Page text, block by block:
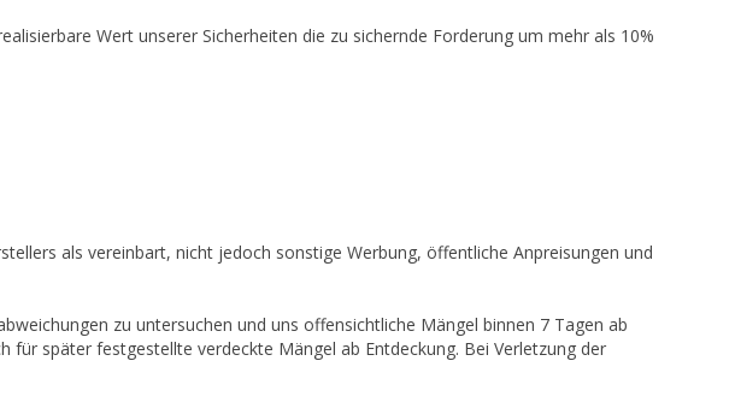
Wert unserer Sicherheiten die zu sichernde Forderung um mehr als 10%
als vereinbart, nicht jedoch sonstige Werbung, öffentliche Anpreisungen und
zu untersuchen und uns offensichtliche Mängel binnen 7 Tagen ab
für später festgestellte verdeckte Mängel ab Entdeckung. Bei Verletzung der